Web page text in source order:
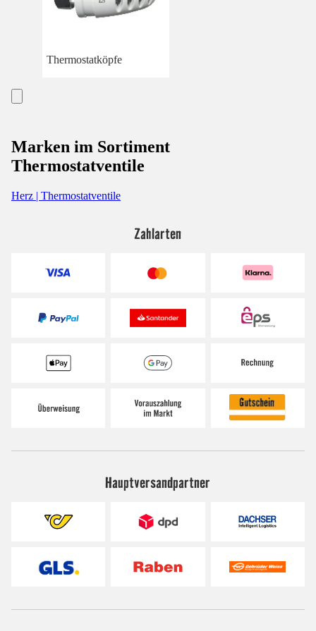
Thermostatköpfe
Marken im Sortiment
Thermostatventile
Herz | Thermostatventile
Zahlarten
Hauptversandpartner